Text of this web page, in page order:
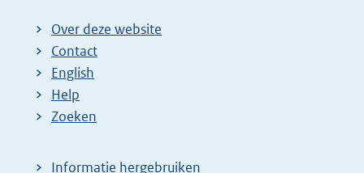
Over deze website
Contact
English
Help
Zoeken
Informatie hergebruiken